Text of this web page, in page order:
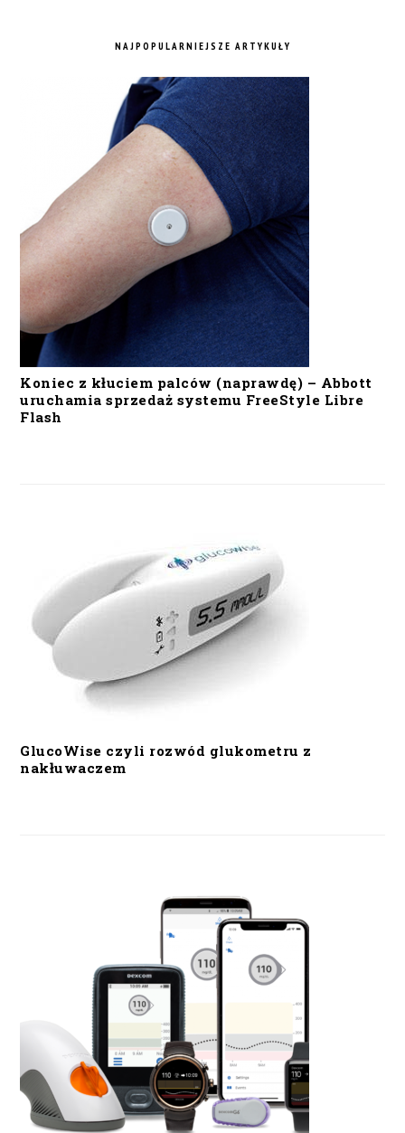
NAJPOPULARNIEJSZE ARTYKUŁY
Koniec z kłuciem palców (naprawdę) – Abbott
uruchamia sprzedaż systemu FreeStyle Libre
Flash
GlucoWise czyli rozwód glukometru z
nakłuwaczem